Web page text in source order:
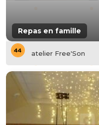
Repas en famille
atelier Free'Son